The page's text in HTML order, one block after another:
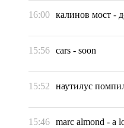
16:00 калинов мост -
15:56 cars - soon
15:52 наутилус
15:46 marc almond - a